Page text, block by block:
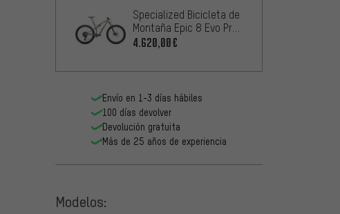
Specialized Bicicleta de
Montaña Epic 8 Evo Pro
Carbon 29"
4.620,00€
Envío en 1-3 días hábiles
100 días devolver
Devolución gratuita
Más de 25 años de experiencia
Modelos: